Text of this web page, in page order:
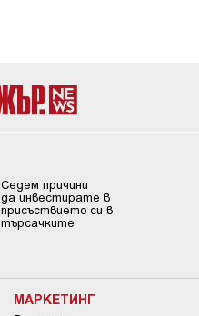
Седем причини
да инвестирате в
присъствието си в
търсачките
МАРКЕТИНГ